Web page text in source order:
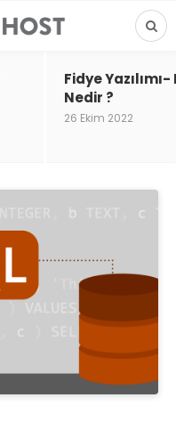
Fidye
Nedir ?
26 Ekim 2022